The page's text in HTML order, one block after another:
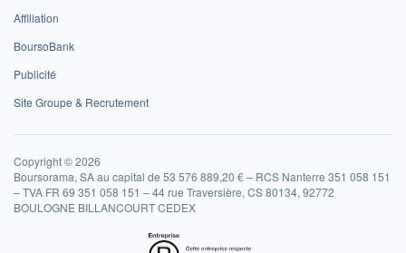
Affiliation
BoursoBank
Publicité
Site Groupe & Recrutement
Copyright © 2026
Boursorama, SA au capital de 53 576 889,20 € – RCS Nanterre 351 058 151
– TVA FR 69 351 058 151 – 44 rue Traversière, CS 80134, 92772
BOULOGNE BILLANCOURT CEDEX